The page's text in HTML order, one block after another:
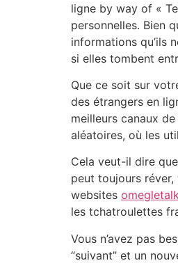
ligne by way of «
personnelles. Bien
informations qu’ils
si elles tombent
Que ce soit sur
des étrangers en
meilleurs canaux
aléatoires, où les
Cela veut-il dire
peut toujours
websites
les tchatroulettes
Vous n’avez pas
“suivant” et un